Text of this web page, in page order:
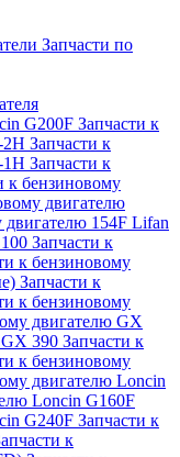
Запчасти по
G200F Запчасти к
2H Запчасти к
1H Запчасти к
к бензиновому
двигателю
двигателю 154F Lifan
Запчасти к
к бензиновому
Запчасти к
к бензиновому
двигателю GX
390 Запчасти к
к бензиновому
двигателю Loncin
Loncin G160F
G240F Запчасти к
к